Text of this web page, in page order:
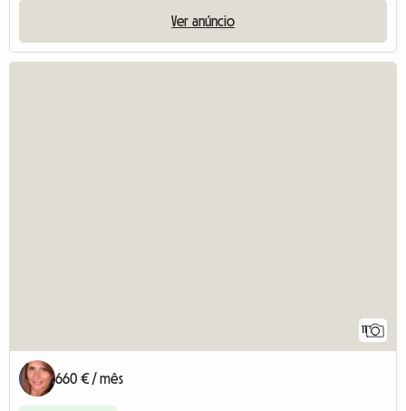
Ver anúncio
11
660 € / mês